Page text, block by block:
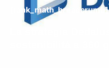
[rank_math_breadcrumb]